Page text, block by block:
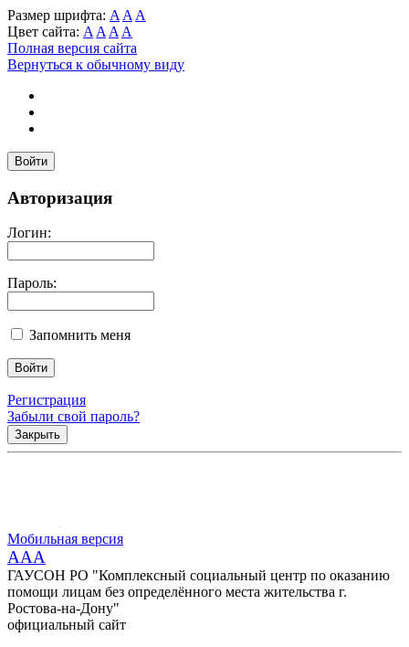
Размер шрифта: A A A
Цвет сайта: A A A A
Полная версия сайта
Вернуться к обычному виду
Войти
Авторизация
Логин:
Пароль:
Запомнить меня
Регистрация
Забыли свой пароль?
Закрыть
Мобильная версия
AAA
ГАУСОН РО "Комплексный социальный центр по оказанию
помощи лицам без определённого места жительства г.
Ростова-на-Дону"
официальный сайт